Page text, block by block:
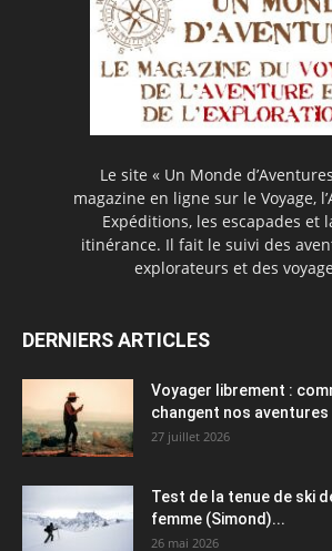
Le site « Un Monde
magazine en ligne sur le Voyage,
Expéditions, les escapades et
itinérance. Il fait le suivi des
explorateurs et des
DERNIERS ARTICLES
Voyager librement :
changent nos aventures
27 juillet 2026
Test de la tenue de ski
femme (Simond)...
26 mai 2026